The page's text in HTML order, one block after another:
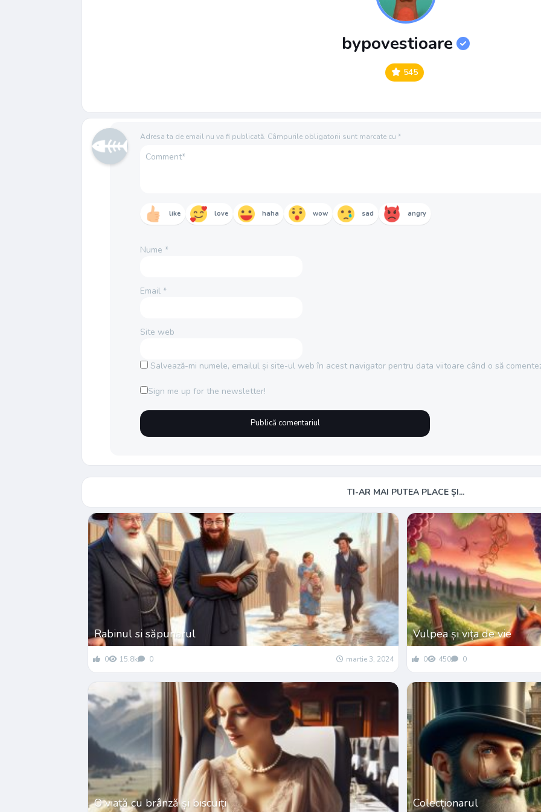
bypovestioare
545
Adresa ta de email nu va fi publicată. Câmpurile obligatorii sunt marcate cu*
like love haha wow sad angry
Nume*
Email*
Site web
Salvează-mi numele, emailul și site-ul web în acest navigator pentru data viitoare când o să
Sign me up for the newsletter!
TI-AR MAI PUTEA PLACE ȘI...
Rabinul si săpunarul
0 15.8k 0 martie 3, 2024
Vulpea și vița de vie
0 450 0
O viață cu brânză și biscuiți Colecționarul